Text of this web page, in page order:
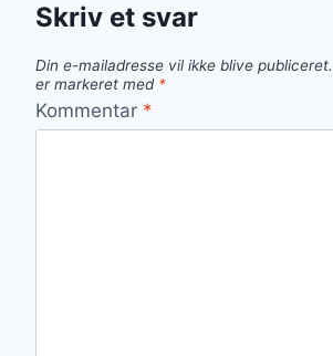
Skriv et svar
Din e-mailadresse vil ikke blive publiceret.
er markeret med *
Kommentar *